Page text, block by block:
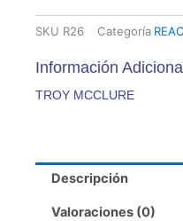
SKU R26 Categoría
Información Adicional
TROY MCCLURE
Descripción
Valoraciones (0)